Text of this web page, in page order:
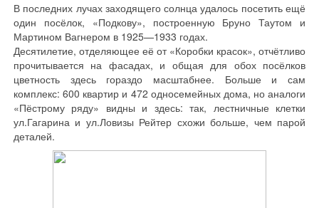
В последних лучах заходящего солнца удалось посетить ещё
один посёлок, «Подкову», построенную Бруно Таутом и
Мартином Вагнером в 1925—1933 годах.
Десятилетие, отделяющее её от «Коробки красок», отчётливо
прочитывается на фасадах, и общая для обох посёлков
цветность здесь гораздо масштабнее. Больше и сам
комплекс: 600 квартир и 472 односемейных дома, но аналоги
«Пёстрому ряду» видны и здесь: так, лестничные клетки
ул.Гагарина и ул.Ловизы Рейтер схожи больше, чем парой
деталей.